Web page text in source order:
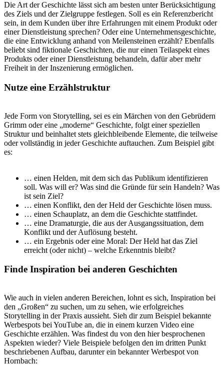
Die Art der Geschichte lässt sich am besten unter Berücksichtigung
des Ziels und der Zielgruppe festlegen. Soll es ein Referenzbericht
sein, in dem Kunden über ihre Erfahrungen mit einem Produkt oder
einer Dienstleistung sprechen? Oder eine Unternehmensgeschichte,
die eine Entwicklung anhand von Meilensteinen erzählt? Ebenfalls
beliebt sind fiktionale Geschichten, die nur einen Teilaspekt eines
Produkts oder einer Dienstleistung behandeln, dafür aber mehr
Freiheit in der Inszenierung ermöglichen.
Nutze eine Erzählstruktur
Jede Form von Storytelling, sei es ein Märchen von den Gebrüdern
Grimm oder eine „moderne“ Geschichte, folgt einer speziellen
Struktur und beinhaltet stets gleichbleibende Elemente, die teilweise
oder vollständig in jeder Geschichte auftauchen. Zum Beispiel gibt
es:
… einen Helden, mit dem sich das Publikum identifizieren
soll. Was will er? Was sind die Gründe für sein Handeln? Was
ist sein Ziel?
… einen Konflikt, den der Held der Geschichte lösen muss.
… einen Schauplatz, an dem die Geschichte stattfindet.
… eine Dramaturgie, die aus der Ausgangssituation, dem
Konflikt und der Auflösung besteht.
… ein Ergebnis oder eine Moral: Der Held hat das Ziel
erreicht (oder nicht) – welche Erkenntnis bleibt?
Finde Inspiration bei anderen Geschichten
Wie auch in vielen anderen Bereichen, lohnt es sich, Inspiration bei
den „Großen“ zu suchen, um zu sehen, wie erfolgreiches
Storytelling in der Praxis aussieht. Sieh dir zum Beispiel bekannte
Werbespots bei YouTube an, die in einem kurzen Video eine
Geschichte erzählen. Was findest du von den hier besprochenen
Aspekten wieder? Viele Beispiele befolgen den im dritten Punkt
beschriebenen Aufbau, darunter ein bekannter Werbespot von
Hornbach: